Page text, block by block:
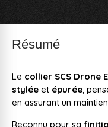
Résumé
Le collier SCS Drone
stylée et épurée,
en assurant un
Reconnu pour sa